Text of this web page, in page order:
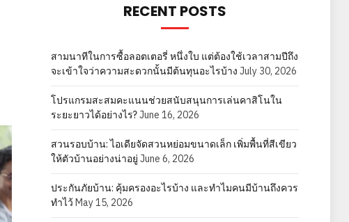
RECENT POSTS
สามนาทีในการซื้อลอตเตอรี่ หนึ่งใบ แต่ต้องใช้เวลาสามปีถึง
จะเข้าใจว่าความสะดวกนั้นมีต้นทุนอะไรบ้าง July 30, 2026
โปรแกรมสะสมคะแนนช่วยสนับสนุนการเล่นคาสิโนใน
ระยะยาวได้อย่างไร?June 16, 2026
สวนรอบบ้าน: ไอเดียจัดสวนหย่อมขนาดเล็ก เพิ่มพื้นที่สีเขียว
ให้ตัวบ้านอย่างน่าอยู่ June 6, 2026
ประกันภัยบ้าน: คุ้มครองอะไรบ้าง และทำไมคนมีบ้านถึงควร
ทำไว้May 15, 2026